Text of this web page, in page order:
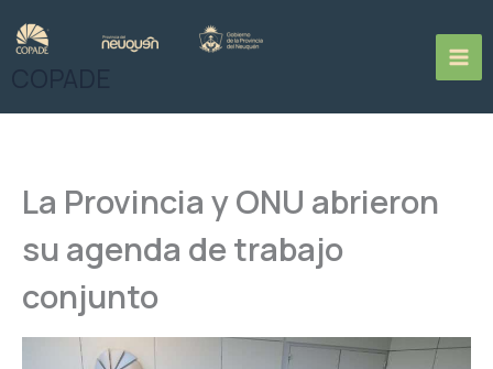
contenido
La Provincia y ONU abrieron
su agenda de trabajo
conjunto